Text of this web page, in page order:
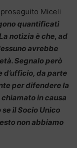
Miceli
quantificati
notizia è che, ad
avrebbe
Segnalo però
d’ufficio, da parte
per difendere la
in causa
il Socio Unico
non abbiamo